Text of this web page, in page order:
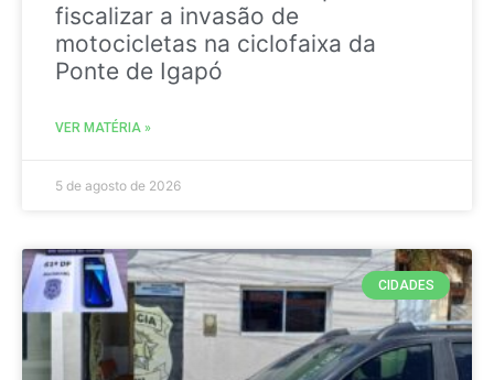
fiscalizar a invasão de
motocicletas na ciclofaixa da
Ponte de Igapó
VER MATÉRIA »
5 de agosto de 2026
CIDADES